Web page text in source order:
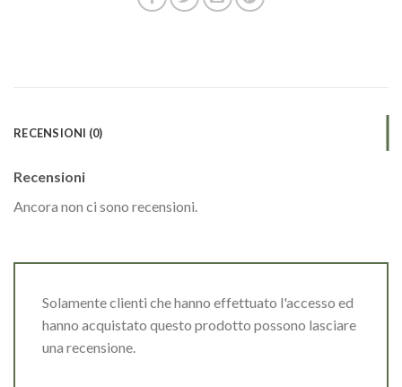
RECENSIONI (0)
Recensioni
Ancora non ci sono recensioni.
Solamente clienti che hanno effettuato l'accesso ed
hanno acquistato questo prodotto possono lasciare
una recensione.